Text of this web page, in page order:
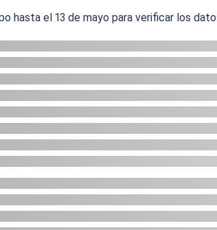
hasta el 13 de mayo para verificar los